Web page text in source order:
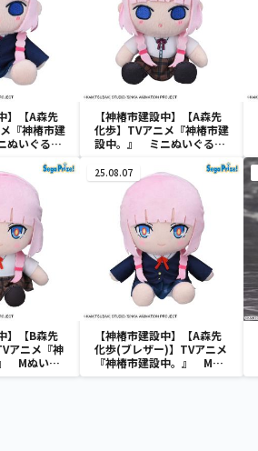
】【A森先
『神椿市建
いぐるみ
【神椿市建設中】【A森先
化歩】TVアニメ『神椿市建
設中。』 ミニぬいぐるみ
】【B森先
アニメ『神
Mぬいぐ
”
25.08.07
【神椿市建設中】【A森先
化歩(ブレザー)】TVアニメ
『神椿市建設中。』 Mぬ
いぐるみ“森先化歩”